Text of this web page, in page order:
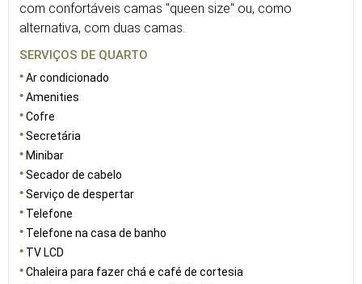
com confortáveis camas "queen size" ou, como
alternativa, com duas camas.
SERVIÇOS DE QUARTO
Ar condicionado
Amenities
Cofre
Secretária
Minibar
Secador de cabelo
Serviço de despertar
Telefone
Telefone na casa de banho
TV LCD
Chaleira para fazer chá e café de cortesia